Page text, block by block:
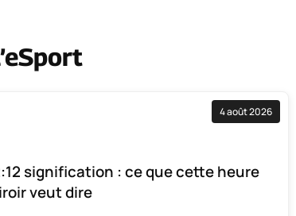
4 août 2026
signification : ce que cette heure
veut dire